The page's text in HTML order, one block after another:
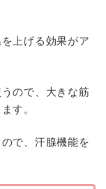
上げる効果がア
ので、大きな筋
す。
で、汗腺機能を